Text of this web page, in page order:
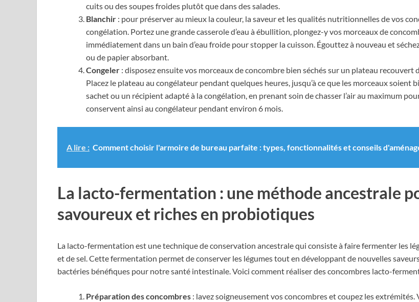
cuits ou des soupes froides plutôt que dans des salades.
Blanchir : pour préserver au mieux la couleur, la saveur et les qualités nutritionnelles de vos
congélation. Portez une grande casserole d’eau à ébullition, plongez-y vos morceaux de
immédiatement dans un bain d’eau froide pour stopper la cuisson. Égouttez à nouveau et
ou de papier absorbant.
Congeler : disposez ensuite vos morceaux de concombre bien séchés sur un plateau recouvert
Placez le plateau au congélateur pendant quelques heures, jusqu’à ce que les morceaux soient
sachet ou un récipient adapté à la congélation, en prenant soin de chasser l’air au maximum
conservent ainsi au congélateur pendant environ 6 mois.
A lire : Comment choisir l'armoire de bureau parfaite : types, fonctionnalités et conseils
La lacto-fermentation : une méthode ancestrale
savoureux et riches en probiotiques
La lacto-fermentation est une technique de conservation ancestrale qui consiste à faire fermenter les
et de sel. Cette fermentation permet de conserver les légumes tout en développant de nouvelles
bactéries bénéfiques pour notre santé intestinale. Voici comment réaliser des concombres lacto-
Préparation des concombres : lavez soigneusement vos concombres et coupez les